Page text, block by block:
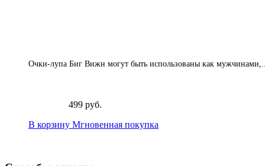
Очки-лупа Биг Вижн могут быть использованы как
499 руб.
В корзину Мгновенная покупка